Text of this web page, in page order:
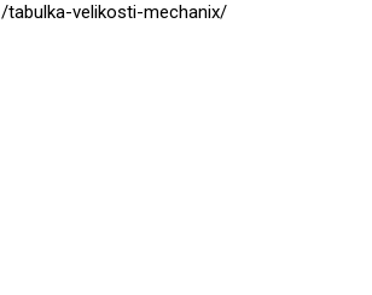
/tabulka-velikosti-mechanix/